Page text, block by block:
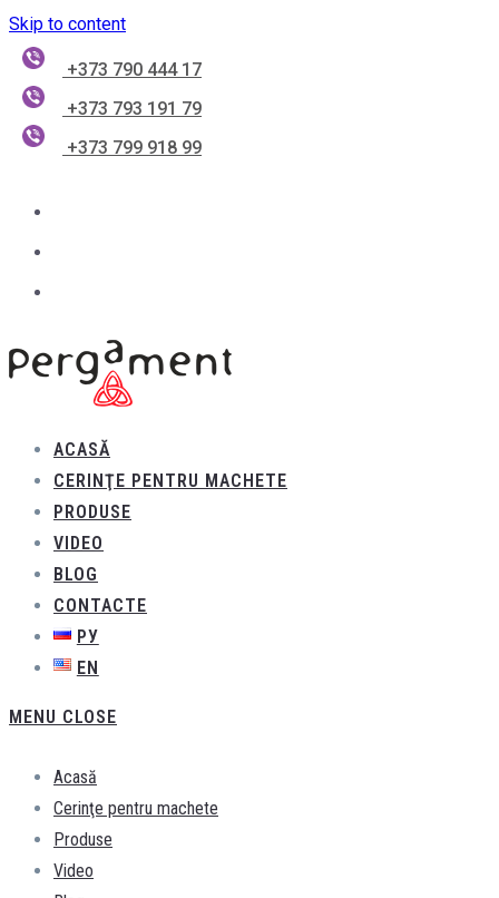
Skip to content
+373 790 444 17
+373 793 191 79
+373 799 918 99
ACASĂ
CERINŢE PENTRU MACHETE
PRODUSE
VIDEO
BLOG
CONTACTE
РУ
EN
MENU CLOSE
Acasă
Cerinţe pentru machete
Produse
Video